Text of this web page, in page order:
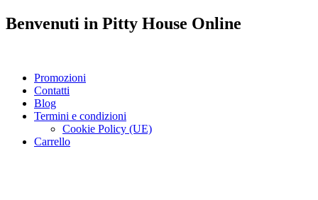
Benvenuti in Pitty House Online
Promozioni
Contatti
Blog
Termini e condizioni
Cookie Policy (UE)
Carrello